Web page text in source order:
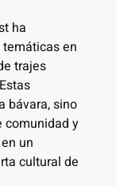
ha
en
trajes
bávara, sino
comunidad y
un
cultural de